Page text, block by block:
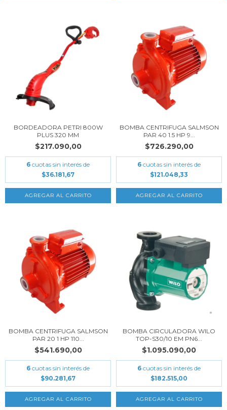
BORDEADORA PETRI 800W
PLUS 320 MM
$217.090,00
6 cuotas sin interés de
$36.181,67
BOMBA CENTRIFUGA SALMSON
PAR 40 1.5 HP 9...
$726.290,00
6 cuotas sin interés de
$121.048,33
BOMBA CENTRIFUGA SALMSON
PAR 20 1 HP 110...
$541.690,00
6 cuotas sin interés de
$90.281,67
BOMBA CIRCULADORA WILO
TOP-S30/10 EM PN6...
$1.095.090,00
6 cuotas sin interés de
$182.515,00